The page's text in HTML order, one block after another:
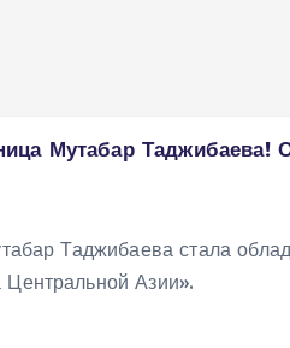
Мутабар Таджибаева!
Таджибаева стала
Азии».